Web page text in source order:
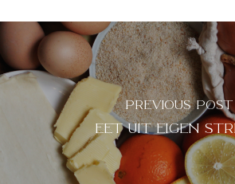
PREVIOUS POST
EET UIT EIGEN